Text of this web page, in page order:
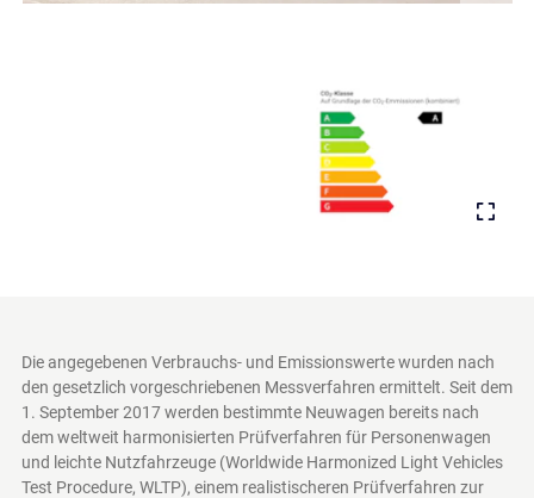
Die angegebenen Verbrauchs- und Emissionswerte wurden nach
den gesetzlich vorgeschriebenen Messverfahren ermittelt. Seit dem
1. September 2017 werden bestimmte Neuwagen bereits nach
dem weltweit harmonisierten Prüfverfahren für Personenwagen
und leichte Nutzfahrzeuge (Worldwide Harmonized Light Vehicles
Test Procedure, WLTP), einem realistischeren Prüfverfahren zur